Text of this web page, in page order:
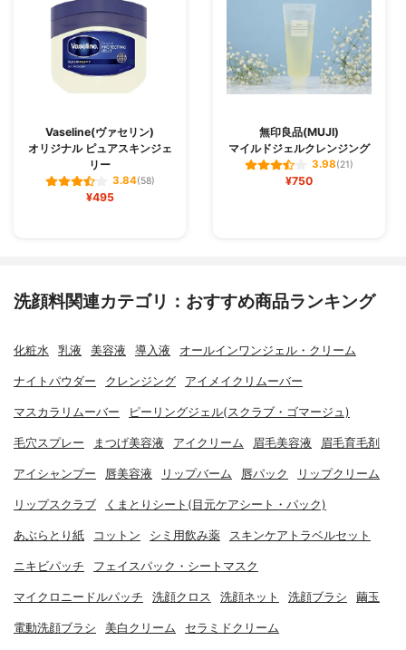
Vaseline(ヴァセリン)
オリジナル ピュアスキンジェ
リー
3.84(58)
¥495
無印良品(MUJI)
マイルドジェルクレンジング
3.98(21)
¥750
洗顔料関連カテゴリ：おすすめ商品ランキング
化粧水 乳液 美容液 導入液 オールインワンジェル・クリーム
ナイトパウダー クレンジング アイメイクリムーバー
マスカラリムーバー ピーリングジェル(スクラブ・ゴマージュ)
毛穴スプレー まつげ美容液 アイクリーム 眉毛美容液 眉毛育毛剤
アイシャンプー 唇美容液 リップバーム 唇パック リップクリーム
リップスクラブ くまとりシート(目元ケアシート・パック)
あぶらとり紙 コットン シミ用飲み薬 スキンケアトラベルセット
ニキビパッチ フェイスパック・シートマスク
マイクロニードルパッチ 洗顔クロス 洗顔ネット 洗顔ブラシ 繭玉
電動洗顔ブラシ 美白クリーム セラミドクリーム